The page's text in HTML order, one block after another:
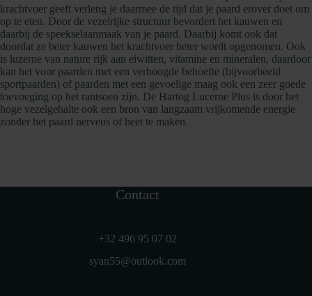
krachtvoer geeft verleng je daarmee de tijd dat je paard erover doet om
op te eten. Door de vezelrijke structuur bevordert het kauwen en
daarbij de speekselaanmaak van je paard. Daarbij komt ook dat
doordat ze beter kauwen het krachtvoer beter wordt opgenomen. Ook
is luzerne van nature rijk aan eiwitten, vitamine en mineralen, daardoor
kan het voor paarden met een verhoogde behoefte (bijvoorbeeld
sportpaarden) of paarden met een gevoelige maag ook een zeer goede
toevoeging op het rantsoen zijn. De Hartog Lucerne Plus is door het
hoge vezelgehalte ook een bron van langzaam vrijkomende energie
zonder het paard nerveus of heet te maken.
Contact
+32 496 95 07 02
syan55@outlook.com